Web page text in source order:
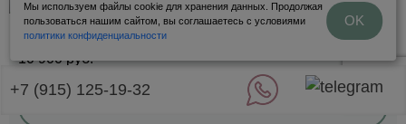
Букет невесты из калл
10 900руб.
Купить в 1 клик
Мы используем файлы cookie для хранения данных. Продолжая
пользоваться нашим сайтом, вы соглашаетесь с условиями
политики конфиденциальности
OK
+7 (915) 125-19-32